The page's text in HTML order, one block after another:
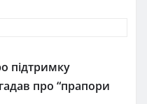
підтримку
про “прапори